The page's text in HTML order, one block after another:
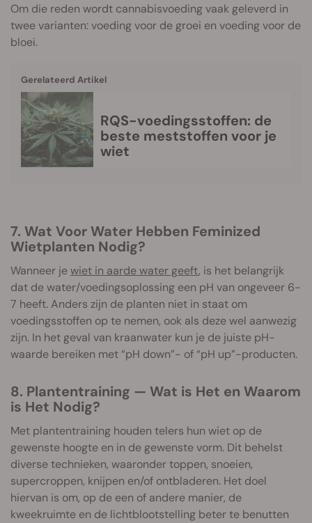
Om die reden wordt cannabisvoeding vaak geleverd in
twee varianten: voeding voor de groei en voeding voor de
bloei.
Gerelateerd Artikel
RQS-voedingsstoffen: de
beste meststoffen voor je
wiet
7. Wat Voor Water Hebben Feminized
Wietplanten Nodig?
Wanneer jewiet in aarde water geeft, is het belangrijk
dat de water/voedingsoplossing een pH van ongeveer 6-
7 heeft. Anders zijn de planten niet in staat om
voedingsstoffen op te nemen, ook als deze wel aanwezig
zijn. In het geval van kraanwater kun je de juiste pH-
waarde bereiken met “pH down”- of “pH up”-producten.
8. Plantentraining — Wat is Het en Waarom
is Het Nodig?
Met plantentraining houden telers hun wiet op de
gewenste hoogte en in de gewenste vorm. Dit behelst
diverse technieken, waaronder toppen, snoeien,
supercroppen, knijpen en/of ontbladeren. Het doel
hiervan is om, op de een of andere manier, de
kweekruimte en de lichtblootstelling beter te benutten